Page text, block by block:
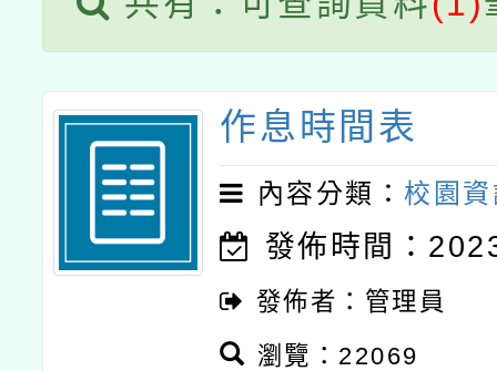
件」活動簡章
年度COVID-19疫苗接
接種之民眾」措施，延
月28日止
作息時間表
內容分類：校園
發佈時間：
發佈者：管理員
瀏覽：22069